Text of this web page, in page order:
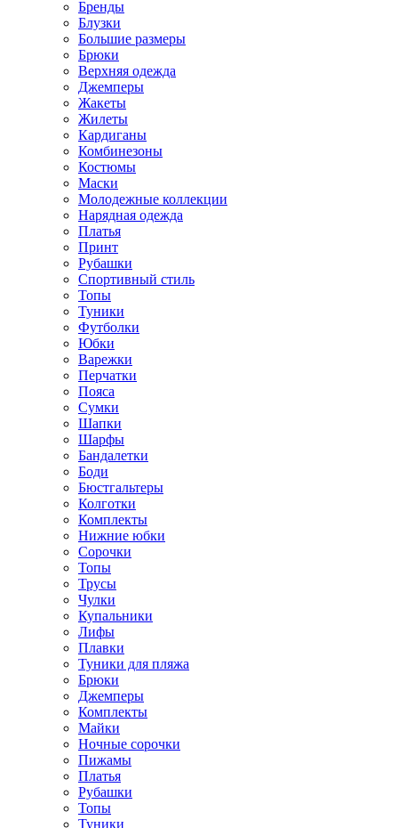
Бренды
Блузки
Большие размеры
Брюки
Верхняя одежда
Джемперы
Жакеты
Жилеты
Кардиганы
Комбинезоны
Костюмы
Маски
Молодежные коллекции
Нарядная одежда
Платья
Принт
Рубашки
Спортивный стиль
Топы
Туники
Футболки
Юбки
Варежки
Перчатки
Пояса
Сумки
Шапки
Шарфы
Бандалетки
Боди
Бюстгальтеры
Колготки
Комплекты
Нижние юбки
Сорочки
Топы
Трусы
Чулки
Купальники
Лифы
Плавки
Туники для пляжа
Брюки
Джемперы
Комплекты
Майки
Ночные сорочки
Пижамы
Платья
Рубашки
Топы
Туники